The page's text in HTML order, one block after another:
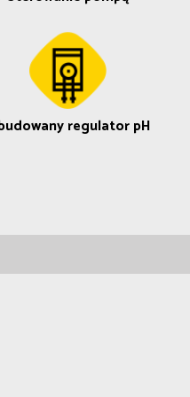
regulator pH